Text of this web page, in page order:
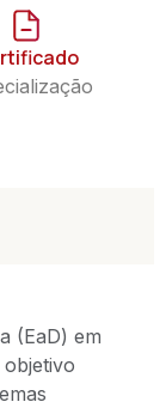
(EaD) em